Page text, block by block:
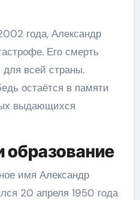
года, Александр
Его смерть
всей страны.
остаётся в памяти
выдающихся
образование
имя Александр
20 апреля 1950 года